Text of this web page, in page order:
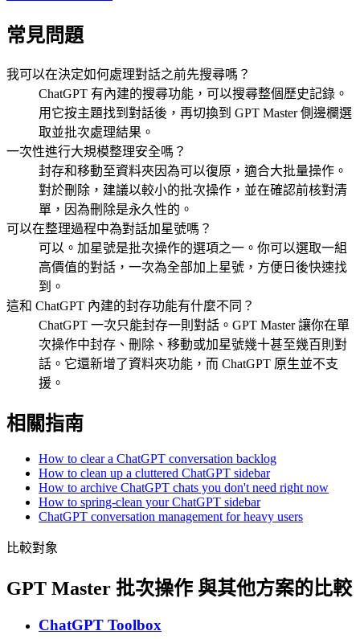
常見問題
我可以在決定如何處理對話之前先搜尋嗎？
ChatGPT 有內建的搜尋功能，可以搜尋整個歷史記錄。
用它按主題找到對話後，再切換到 GPT Master 側邊欄選
取並批次處理結果。
一次性進行大規模整理安全嗎？
封存和移動至資料夾因為可以復原，適合大批量操作。
對於刪除，建議以較小的批次操作，並在確認前核對清
單，因為刪除是永久性的。
可以在整理過程中為對話加星號嗎？
可以。加星號是批次操作的選項之一。你可以選取一組
高價值的對話，一次為全部加上星號，方便日後快速找
到。
這和 ChatGPT 內建的封存功能有什麼不同？
ChatGPT 一次只能封存一則對話。GPT Master 讓你在單
次操作中封存、刪除、移動或加星號幾十甚至幾百則對
話。它還新增了資料夾功能，而 ChatGPT 原生並不支
援。
相關指南
How to clear a ChatGPT conversation backlog
How to clean up a cluttered ChatGPT sidebar
How to archive ChatGPT chats you don't need right now
How to spring-clean your ChatGPT sidebar
ChatGPT conversation management for heavy users
比較對象
GPT Master 批次操作 與其他方案的比較
ChatGPT Toolbox